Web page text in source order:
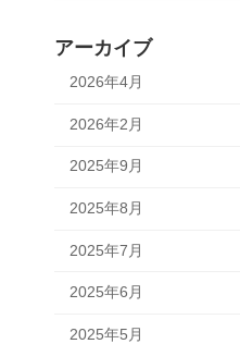
アーカイブ
2026年4月
2026年2月
2025年9月
2025年8月
2025年7月
2025年6月
2025年5月